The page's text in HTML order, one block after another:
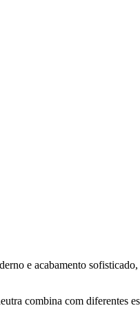
e acabamento
combina com diferentes